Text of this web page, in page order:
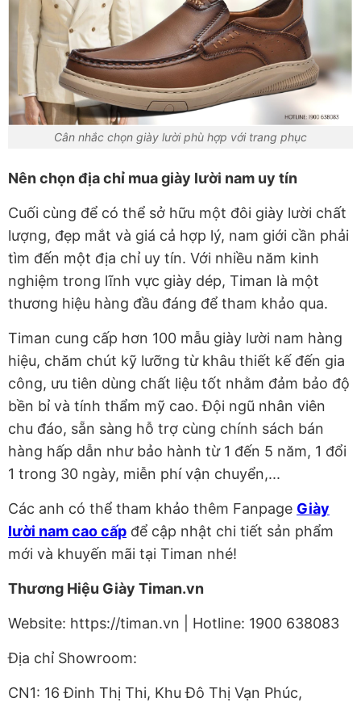
Cân nhắc chọn giày lười phù hợp với trang phục
Nên chọn địa chỉ mua giày lười nam uy tín
Cuối cùng để có thể sở hữu một đôi giày lười chất
lượng, đẹp mắt và giá cả hợp lý, nam giới cần phải
tìm đến một địa chỉ uy tín. Với nhiều năm kinh
nghiệm trong lĩnh vực giày dép, Timan là một
thương hiệu hàng đầu đáng để tham khảo qua.
Timan cung cấp hơn 100 mẫu giày lười nam hàng
hiệu, chăm chút kỹ lưỡng từ khâu thiết kế đến gia
công, ưu tiên dùng chất liệu tốt nhằm đảm bảo độ
bền bỉ và tính thẩm mỹ cao. Đội ngũ nhân viên
chu đáo, sẵn sàng hỗ trợ cùng chính sách bán
hàng hấp dẫn như bảo hành từ 1 đến 5 năm, 1 đổi
1 trong 30 ngày, miễn phí vận chuyển,...
Các anh có thể tham khảo thêm Fanpage Giày
lười nam cao cấp để cập nhật chi tiết sản phẩm
mới và khuyến mãi tại Timan nhé!
Thương Hiệu Giày Timan.vn
Website: https://timan.vn | Hotline: 1900 638083
Địa chỉ Showroom:
CN1: 16 Đinh Thị Thi, Khu Đô Thị Vạn Phúc,